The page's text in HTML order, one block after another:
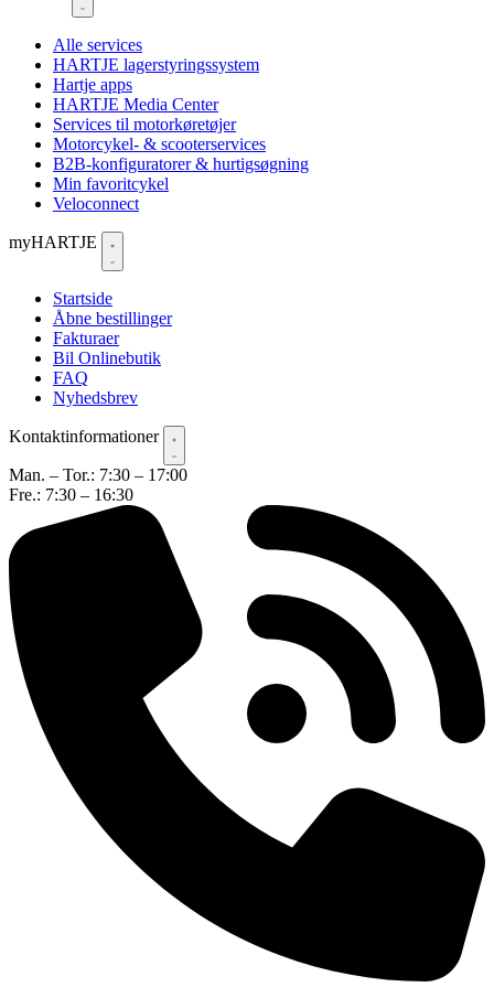
Alle services
HARTJE lagerstyringssystem
Hartje apps
HARTJE Media Center
Services til motorkøretøjer
Motorcykel- & scooterservices
B2B-konfiguratorer & hurtigsøgning
Min favoritcykel
Veloconnect
myHARTJE
Startside
Åbne bestillinger
Fakturaer
Bil Onlinebutik
FAQ
Nyhedsbrev
Kontaktinformationer
Man. – Tor.: 7:30 – 17:00
Fre.: 7:30 – 16:30